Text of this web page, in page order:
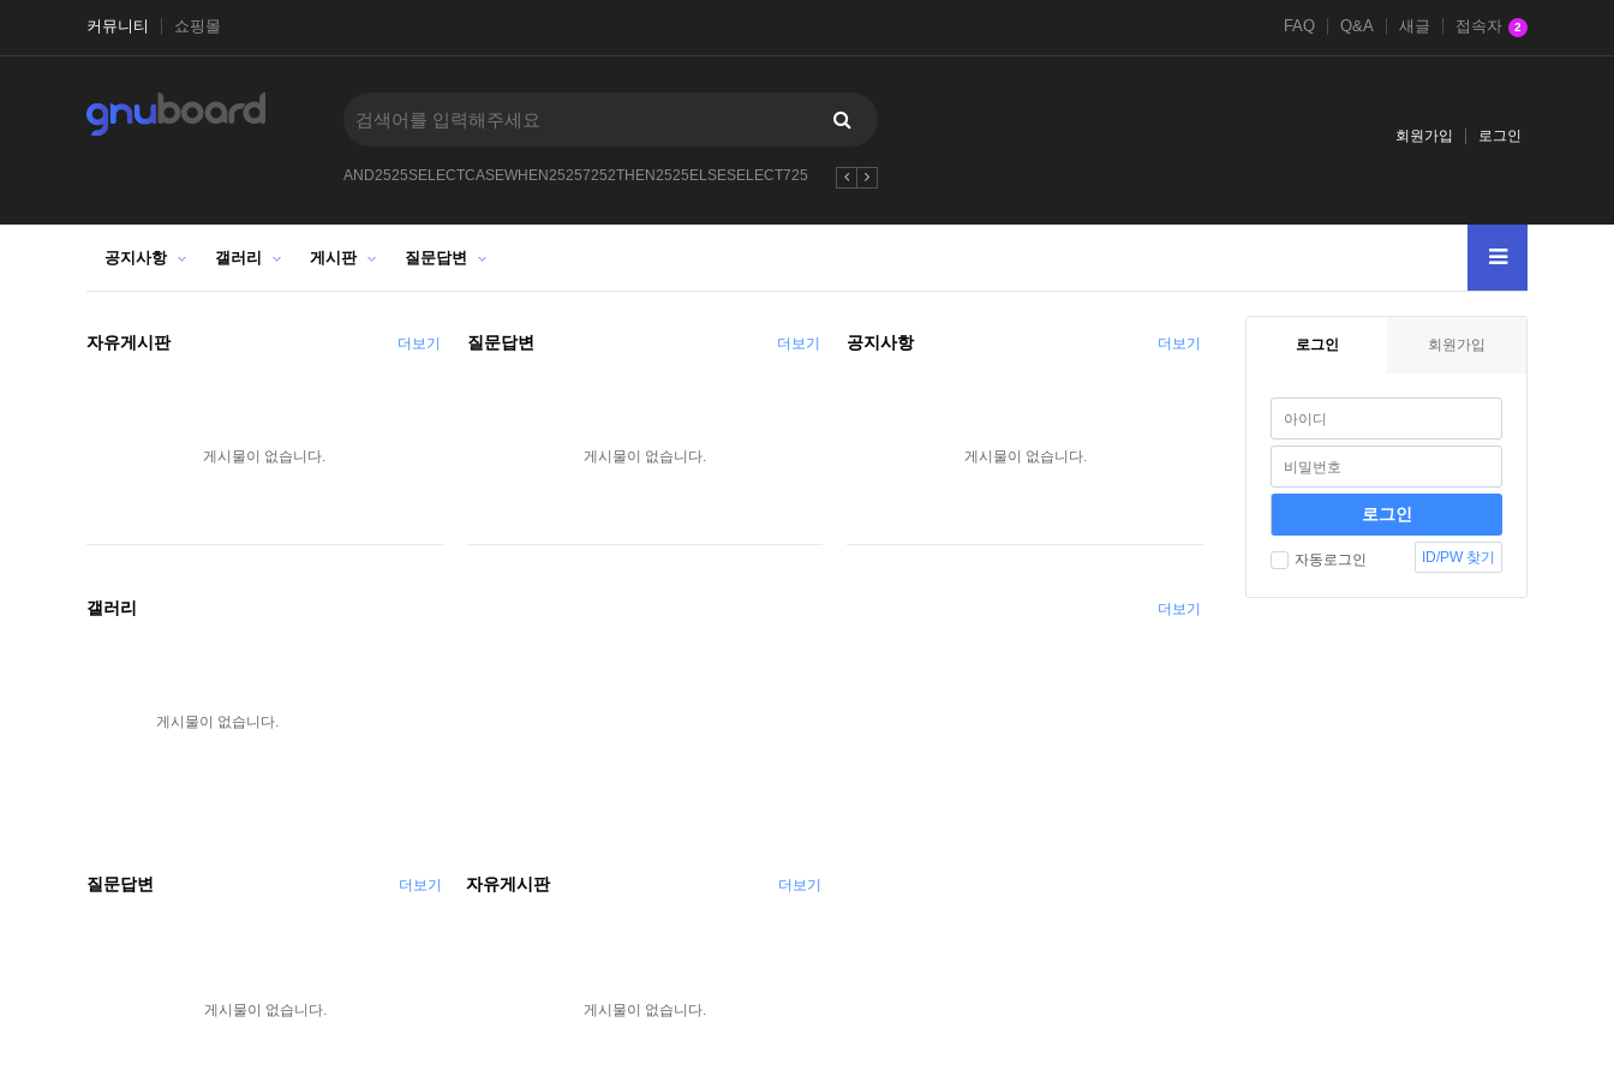
커뮤니티 쇼핑몰 FAQ Q&A 새글 접속자 2
AND2525SELECTCASEWHEN25257252THEN2525ELSESELECT725 ---1
회원가입 로그인
공지사항 갤러리 게시판 질문답변
자유게시판
게시물이 없습니다.
더보기 질문답변
게시물이 없습니다.
더보기 공지사항
게시물이 없습니다.
더보기
갤러리
게시물이 없습니다.
더보기
질문답변
게시물이 없습니다.
더보기 자유게시판
게시물이 없습니다.
더보기
로그인 회원가입
자동로그인 ID/PW 찾기